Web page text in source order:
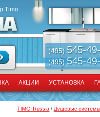
Timo
(495) 545-
(495)545-
АКЦИИ УСТАНОВКА
TIMO-Russia / Душевые